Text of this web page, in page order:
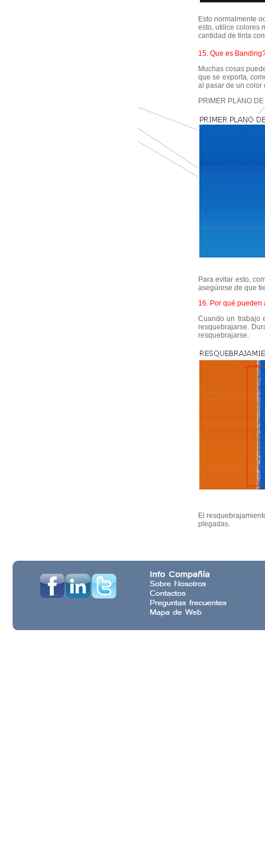
Esto normalmente
esto, utilice colores
cantidad de tinta
15. Que es
Muchas cosas
que se exporta,
al pasar de un color
PRIMER PLANO
Para evitar esto,
asegúrese de que
16. Por qué
Cuando un trabajo
resquebrajarse.
resquebrajarse.
El
plegadas.